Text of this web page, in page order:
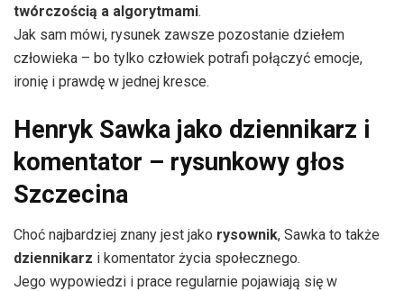
twórczością a algorytmami.
Jak sam mówi, rysunek zawsze pozostanie dziełem
człowieka – bo tylko człowiek potrafi połączyć emocje,
ironię i prawdę w jednej kresce.
Henryk Sawka jako dziennikarz i
komentator – rysunkowy głos
Szczecina
Choć najbardziej znany jest jako rysownik, Sawka to także
dziennikarz i komentator życia społecznego.
Jego wypowiedzi i prace regularnie pojawiają się w